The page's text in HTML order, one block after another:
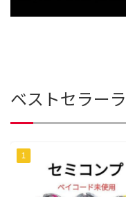
ベストセラー